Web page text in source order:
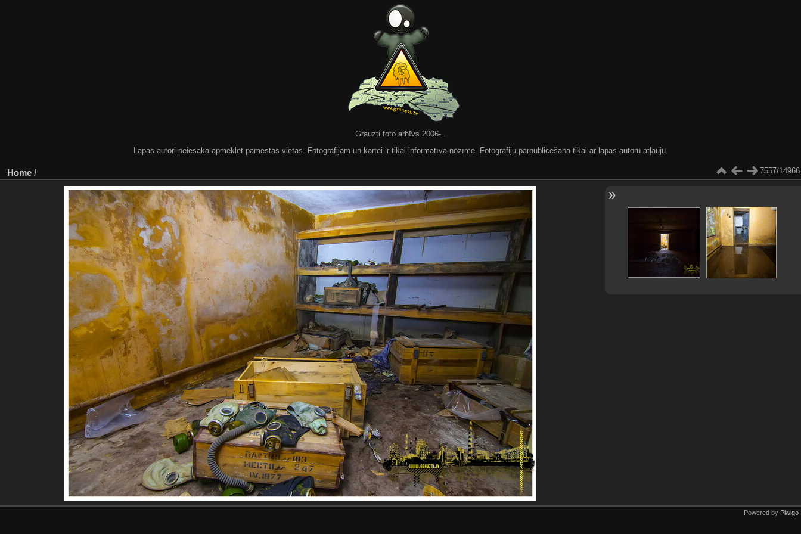
Grauzti foto arhīvs 2006-..
Lapas autori neiesaka apmeklēt pamestas vietas. Fotogrāfijām un kartei ir tikai informatīva nozīme. Fotogrāfiju pārpublicēšana tikai ar lapas autoru atļauju.
Home / 7557/14966
Powered by Piwigo